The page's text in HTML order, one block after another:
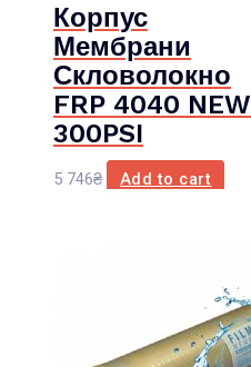
Корпус
Мембрани
Скловолокно
FRP 4040 NEW
300PSI
5 746₴ Add to cart